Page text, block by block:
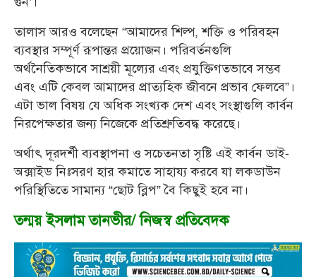
তালাস আরও বলেছেন “আমাদের শিল্প, শক্তি ও পরিবহন
ব্যবস্থার সম্পূর্ণ রূপান্তর প্রয়োজন। পরিবর্তনগুলি
অর্থনৈতিকভাবে সাশ্রয়ী মূল্যের এবং প্রযুক্তিগতভাবে সম্ভব
এবং এটি কেবল আমাদের প্রাত্যহিক জীবনে প্রভাব ফেলবে”।
এটা ভাল বিষয় যে অধিক সংখ্যক দেশ এবং সংস্থাগুলি কার্বন
নিরপেক্ষতার জন্য নিজেকে প্রতিশ্রুতিবদ্ধ করেছে।
অর্থাৎ দূরদর্শী ব্যবস্থাপনা ও সচেতনতা সৃষ্টি এই কার্বন ডাই-
অক্সাইড নিঃসরণ হার কমাতে সাহায্য করবে যা লকডাউন
পরিস্থিতিতে সামান্য “ছোট ব্লিপ” বৈ কিছুই হবে না।
তন্ময় ইসলাম তানভীর/ নিজস্ব প্রতিবেদক